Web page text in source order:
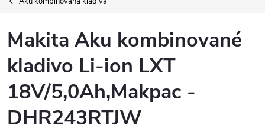
Makita Aku kombinované
kladivo Li-ion LXT
18V/5,0Ah,Makpac -
DHR243RTJW